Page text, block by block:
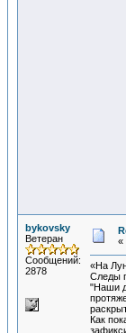
bykovsky
Ветеран
Сообщений:
2878
«
«На
Следы
"Наши
Как